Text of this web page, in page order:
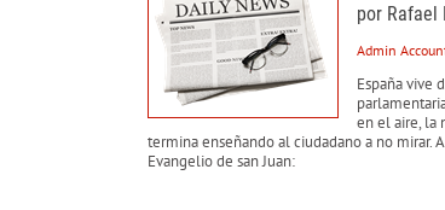
por Rafael
Admin
España vive
en el aire, la
termina enseñando al ciudadano a no mirar.
Evangelio de san Juan: